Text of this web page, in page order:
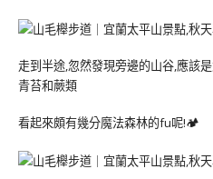
走到半途,忽然發現旁邊的山谷,應該
青苔和蕨類
看起來頗有幾分魔法森林的fu呢!🏕